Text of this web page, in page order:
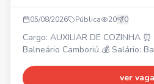
05/08/2026 Pública 20 0
Cargo: AUXILIAR DE COZINHA ⏰ Horário: 12/36 📍 Local:
Balneário Camboriú 💰 Salário:
WhatsApp.
ver vaga